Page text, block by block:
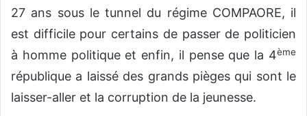
27 ans sous le tunnel du régime COMPAORE, il
est difficile pour certains de passer de politicien
à homme politique et enfin, il pense que la 4ème
république a laissé des grands pièges qui sont le
laisser-aller et la corruption de la jeunesse.